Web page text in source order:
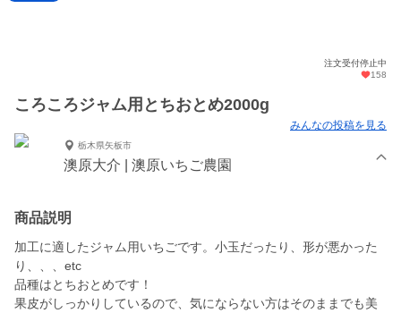
注文受付停止中
158
ころころジャム用とちおとめ2000g
みんなの投稿を見る
栃木県矢板市
澳原大介 | 澳原いちご農園
商品説明
加工に適したジャム用いちごです。小玉だったり、形が悪かった
り、、、etc
品種はとちおとめです！
果皮がしっかりしているので、気にならない方はそのままでも美